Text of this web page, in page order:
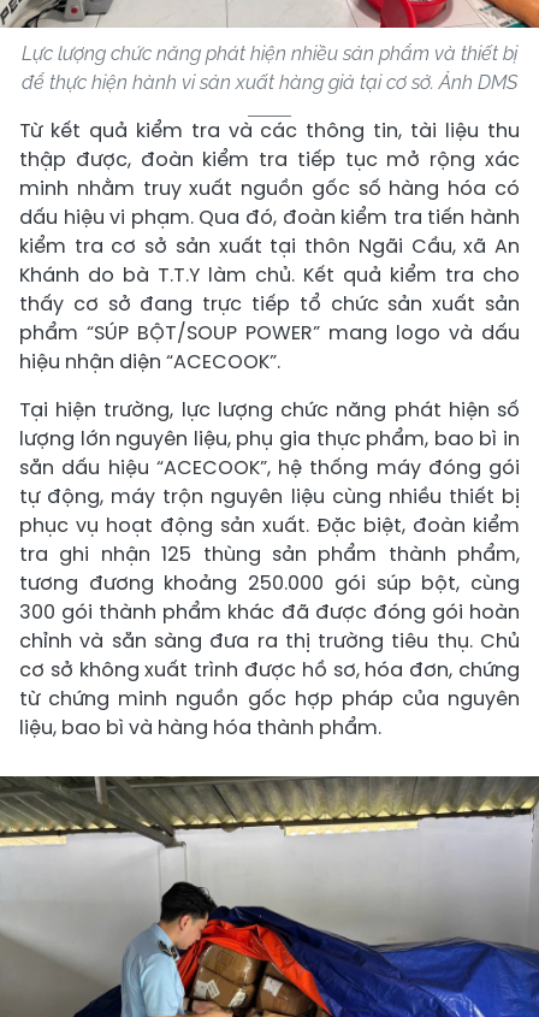
Lực lượng chức năng phát hiện nhiều sản phẩm và thiết bị
để thực hiện hành vi sản xuất hàng giả tại cơ sở. Ảnh DMS
Từ kết quả kiểm tra và các thông tin, tài liệu thu
thập được, đoàn kiểm tra tiếp tục mở rộng xác
minh nhằm truy xuất nguồn gốc số hàng hóa có
dấu hiệu vi phạm. Qua đó, đoàn kiểm tra tiến hành
kiểm tra cơ sở sản xuất tại thôn Ngãi Cầu, xã An
Khánh do bà T.T.Y làm chủ. Kết quả kiểm tra cho
thấy cơ sở đang trực tiếp tổ chức sản xuất sản
phẩm “SÚP BỘT/SOUP POWER” mang logo và dấu
hiệu nhận diện “ACECOOK”.
Tại hiện trường, lực lượng chức năng phát hiện số
lượng lớn nguyên liệu, phụ gia thực phẩm, bao bì in
sẵn dấu hiệu “ACECOOK”, hệ thống máy đóng gói
tự động, máy trộn nguyên liệu cùng nhiều thiết bị
phục vụ hoạt động sản xuất. Đặc biệt, đoàn kiểm
tra ghi nhận 125 thùng sản phẩm thành phẩm,
tương đương khoảng 250.000 gói súp bột, cùng
300 gói thành phẩm khác đã được đóng gói hoàn
chỉnh và sẵn sàng đưa ra thị trường tiêu thụ. Chủ
cơ sở không xuất trình được hồ sơ, hóa đơn, chứng
từ chứng minh nguồn gốc hợp pháp của nguyên
liệu, bao bì và hàng hóa thành phẩm.